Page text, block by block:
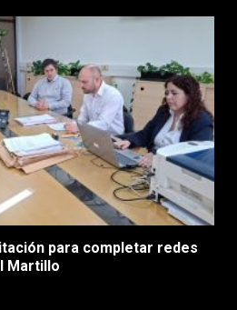
para completar redes
Martillo